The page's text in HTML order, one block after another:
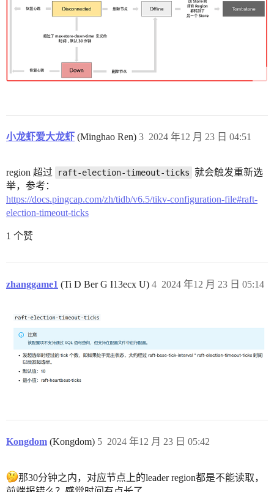
小龙虾爱大龙虾 (Minghao Ren) 2024 年12 月 23 日 04:51
3
region 超过 raft-election-timeout-ticks 就会触发重新选
举，参考：
https://docs.pingcap.com/zh/tidb/v6.5/tikv-configuration-file#raft-
election-timeout-ticks
1 个赞
zhanggame1 (Ti D Ber G I13ecx U) 2024 年12 月 23 日 05:14
4
Kongdom (Kongdom) 2024 年12 月 23 日 05:42
5
那30分钟之内，对应节点上的leader region都是不能读取，